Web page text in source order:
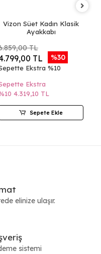
Vizon Süet Kadın Klasik
Ayakkabı
TL
TL %30
Ekstra %10
Ekstra
4.319,10 TL
Sepete Ekle
elinize ulaşır.
sistemi